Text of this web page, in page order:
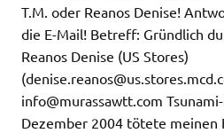
T.M. oder Reanos Denise!
die E-Mail! Betreff: Gründlich
Reanos Denise (US Stores)
(
info@murassawtt.com
Dezember 2004 tötete